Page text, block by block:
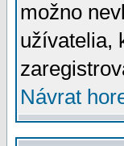
možno
užívatelia,
Návrat